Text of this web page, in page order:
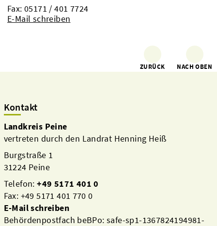
Fax: 05171 / 401 7724
E-Mail schreiben
ZURÜCK NACH OBEN
Kontakt
Landkreis Peine
vertreten durch den Landrat Henning Heiß
Burgstraße 1
31224 Peine
Telefon:+49 5171 401 0
Fax: +49 5171 401 770 0
E-Mail schreiben
Behördenpostfach beBPo: safe-sp1-1367824194981-